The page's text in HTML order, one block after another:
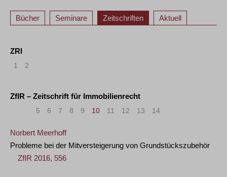
Bücher Seminare Zeitschriften Aktuell
ZRI
1 2
ZfIR – Zeitschrift für Immobilienrecht
5 6 7 8 9 10 11 12 13 14
Norbert Meerhoff
Probleme bei der Mitversteigerung von Grundstückszubehör
ZfIR 2016, 556